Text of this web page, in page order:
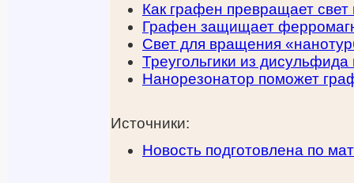
Как графен превращает свет
Графен защищает
Свет для вращения
Треугольгики из
Нанорезонатор поможет
Источники:
Новость подготовлена по